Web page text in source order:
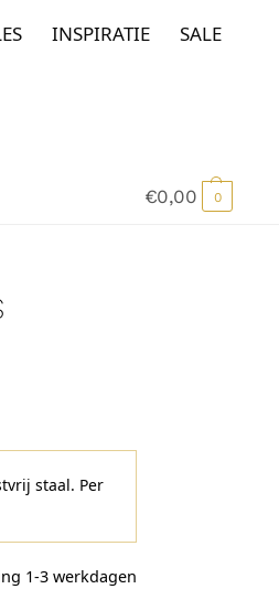
INSPIRATIE SALE
€0,00 0
staal. Per
1-3 werkdagen